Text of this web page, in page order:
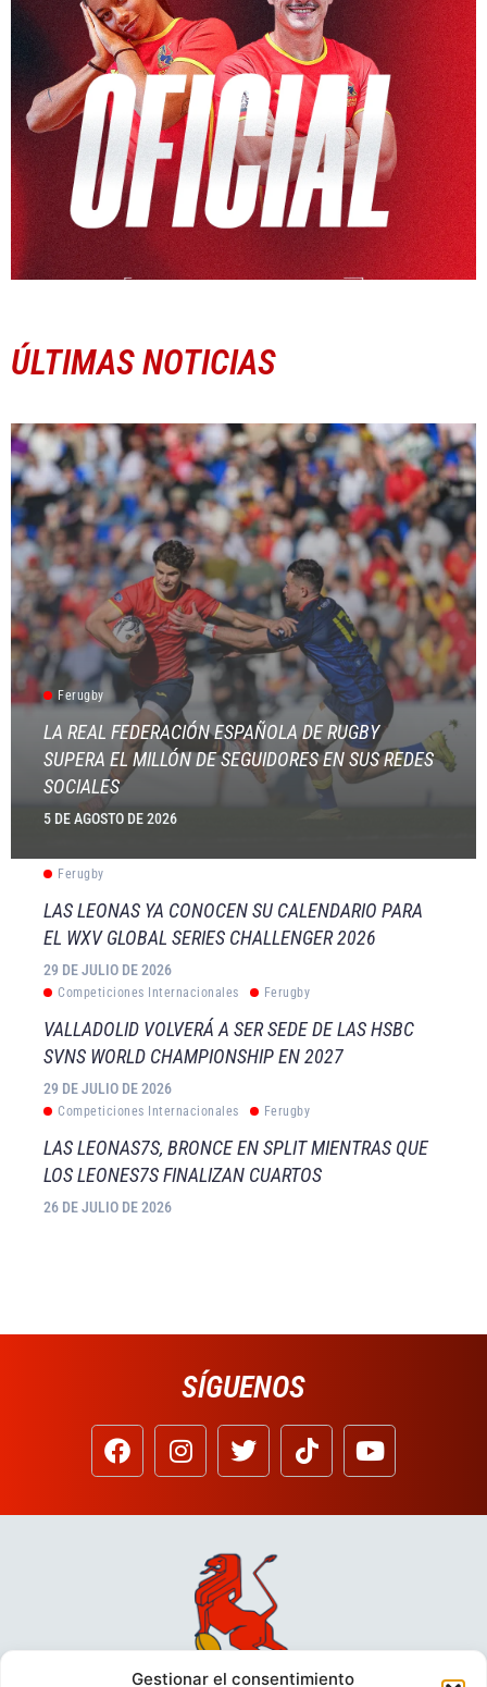
Gestionar el consentimiento
ÚLTIMAS NOTICIAS
Ferugby
LA REAL FEDERACIÓN ESPAÑOLA DE RUGBY
SUPERA EL MILLÓN DE SEGUIDORES EN SUS REDES
SOCIALES
5 DE AGOSTO DE 2026
Ferugby
LAS LEONAS YA CONOCEN SU CALENDARIO PARA
EL WXV GLOBAL SERIES CHALLENGER 2026
29 DE JULIO DE 2026
Competiciones Internacionales Ferugby
VALLADOLID VOLVERÁ A SER SEDE DE LAS HSBC
SVNS WORLD CHAMPIONSHIP EN 2027
29 DE JULIO DE 2026
Competiciones Internacionales Ferugby
LAS LEONAS7S, BRONCE EN SPLIT MIENTRAS QUE
LOS LEONES7S FINALIZAN CUARTOS
26 DE JULIO DE 2026
SÍGUENOS